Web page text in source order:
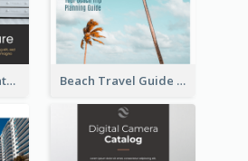
Home Furniture Catalog Beach Travel Guide